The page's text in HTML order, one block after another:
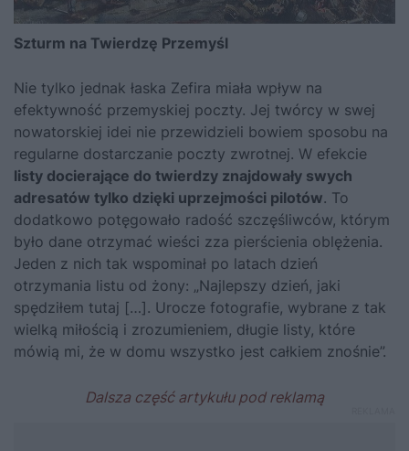
Szturm na Twierdzę Przemyśl
Nie tylko jednak łaska Zefira miała wpływ na
efektywność przemyskiej poczty. Jej twórcy w swej
nowatorskiej idei nie przewidzieli bowiem sposobu na
regularne dostarczanie poczty zwrotnej. W efekcie
listy docierające do twierdzy znajdowały swych
adresatów tylko dzięki uprzejmości pilotów. To
dodatkowo potęgowało radość szczęśliwców, którym
było dane otrzymać wieści zza pierścienia oblężenia.
Jeden z nich tak wspominał po latach dzień
otrzymania listu od żony: „Najlepszy dzień, jaki
spędziłem tutaj […]. Urocze fotografie, wybrane z tak
wielką miłością i zrozumieniem, długie listy, które
mówią mi, że w domu wszystko jest całkiem znośnie”.